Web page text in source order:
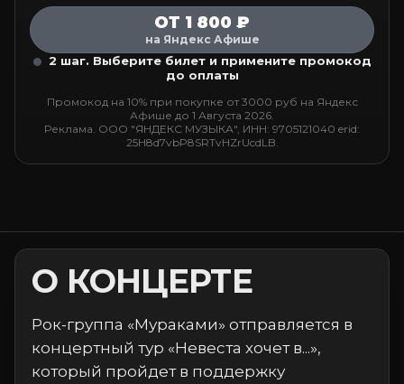
ОТ 1 800 ₽
на Яндекс Афише
2 шаг. Выберите билет и примените промокод
до оплаты
Промокод на 10% при покупке от 3000 руб на Яндекс
Афише до 1 Августа 2026.
Реклама. ООО "ЯНДЕКС МУЗЫКА", ИНН: 9705121040 erid:
25H8d7vbP8SRTvHZrUcdLB.
О КОНЦЕРТЕ
Рок-группа «Мураками» отправляется в
концертный тур «Невеста хочет в...»,
который пройдет в поддержку